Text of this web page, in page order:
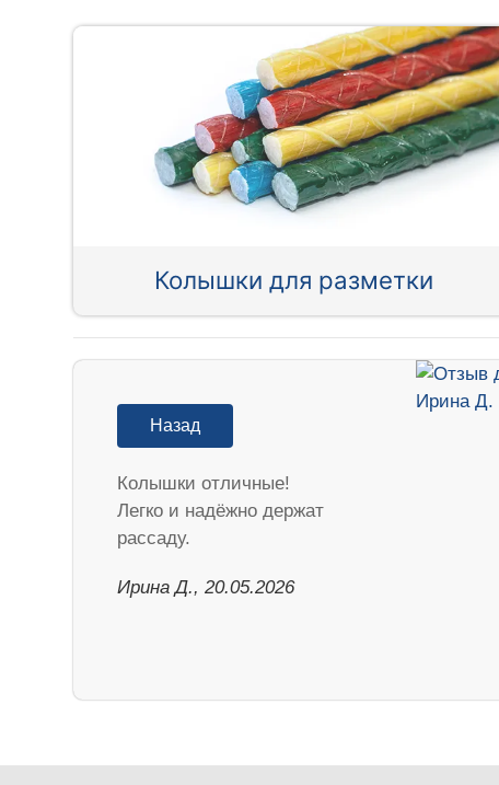
Колышки для разметки
Назад
Колышки отличные!
Легко и надёжно держат
рассаду.
Ирина Д., 20.05.2026